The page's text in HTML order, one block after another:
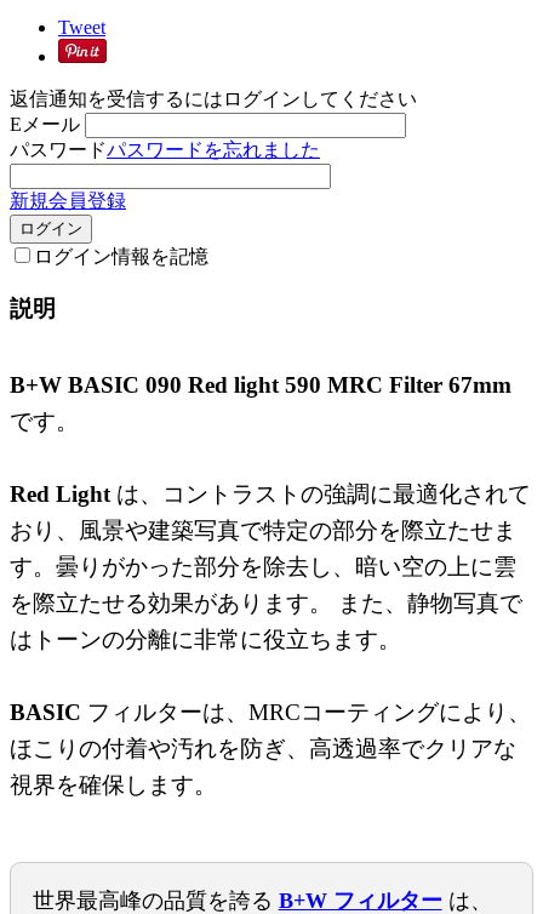
Tweet
返信通知を受信するにはログインしてください
Eメール
パスワードパスワードを忘れました
新規会員登録
ログイン
ログイン情報を記憶
説明
B+W BASIC 090 Red light 590 MRC Filter 67mm
です。
Red Light は、コントラストの強調に最適化されて
おり、風景や建築写真で特定の部分を際立たせま
す。曇りがかった部分を除去し、暗い空の上に雲
を際立たせる効果があります。 また、静物写真で
はトーンの分離に非常に役立ちます。
BASIC フィルターは、MRCコーティングにより、
ほこりの付着や汚れを防ぎ、高透過率でクリアな
視界を確保します。
世界最高峰の品質を誇る B+W フィルターは、